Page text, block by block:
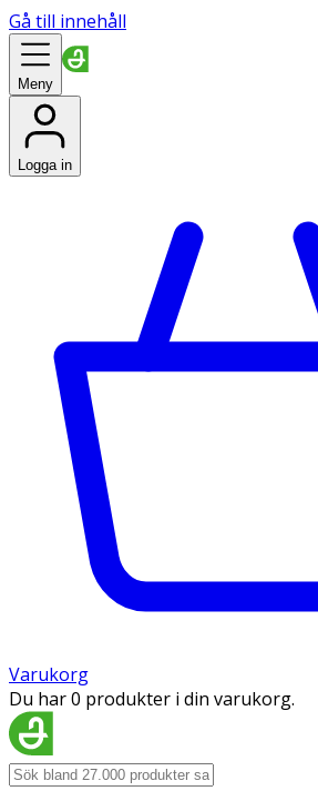
Gå till innehåll
Meny
Logga in
Varukorg
Du har 0 produkter i din varukorg.